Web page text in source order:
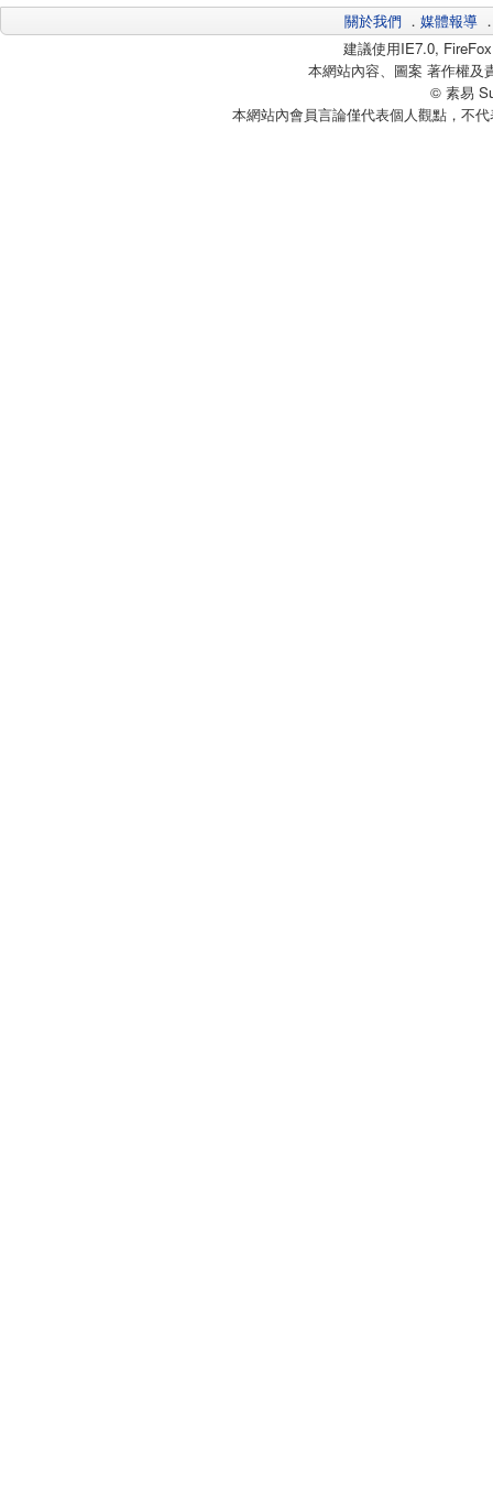
關於我們 ． 媒體報導
建議使用IE7.0,
本網站內容、圖案 著作權及
© 素易
本網站內會員言論僅代表個人觀點，不